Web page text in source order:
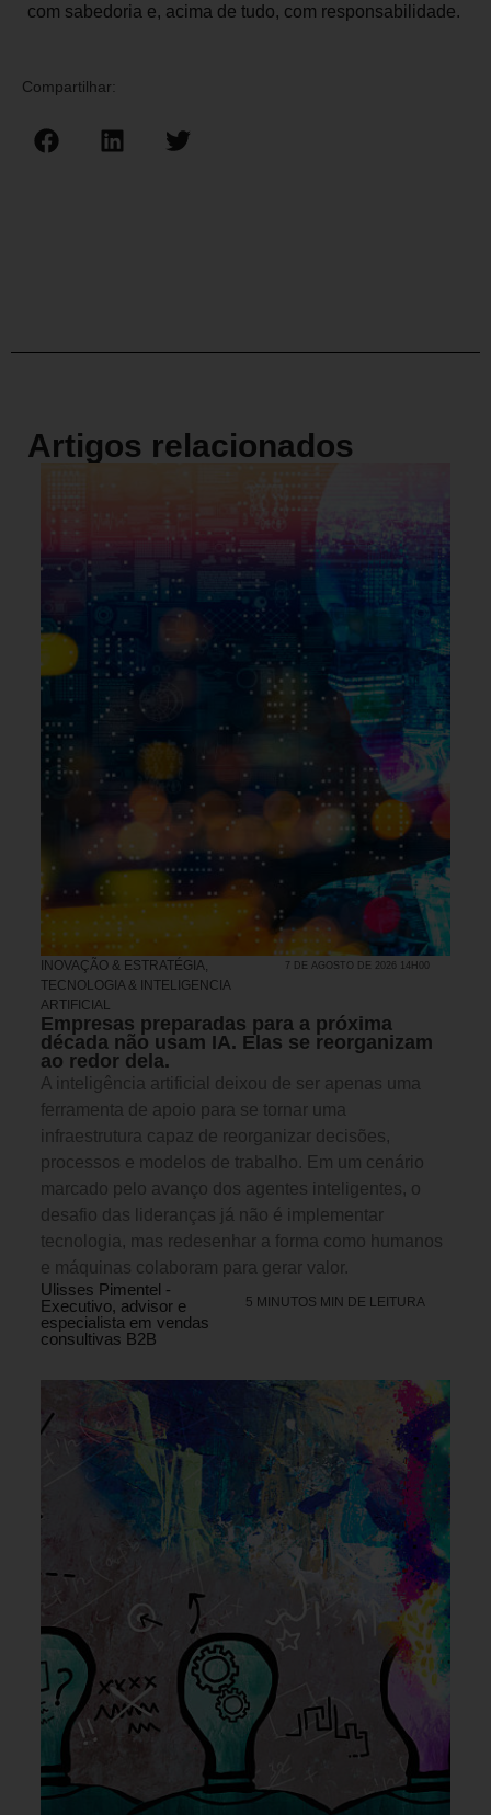
com sabedoria e, acima de tudo, com responsabilidade.
Compartilhar:
Artigos relacionados
INOVAÇÃO & ESTRATÉGIA,
TECNOLOGIA & INTELIGENCIA
ARTIFICIAL
7 DE AGOSTO DE 2026 14H00
Empresas preparadas para a próxima
década não usam IA. Elas se reorganizam
ao redor dela.
A inteligência artificial deixou de ser apenas uma
ferramenta de apoio para se tornar uma
infraestrutura capaz de reorganizar decisões,
processos e modelos de trabalho. Em um cenário
marcado pelo avanço dos agentes inteligentes, o
desafio das lideranças já não é implementar
tecnologia, mas redesenhar a forma como humanos
e máquinas colaboram para gerar valor.
Ulisses Pimentel -
Executivo, advisor e
especialista em vendas
consultivas B2B
5 MINUTOS MIN DE LEITURA